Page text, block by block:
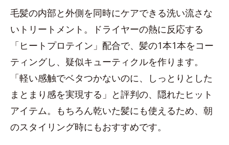
毛髪の内部と外側を同時にケアできる洗い流さな
いトリートメント。ドライヤーの熱に反応する
「ヒートプロテイン」配合で、髪の1本1本をコー
ティングし、疑似キューティクルを作ります。
「軽い感触でベタつかないのに、しっとりとした
まとまり感を実現する」と評判の、隠れたヒット
アイテム。もちろん乾いた髪にも使えるため、朝
のスタイリング時にもおすすめです。